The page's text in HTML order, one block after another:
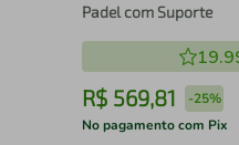
Padel com Suporte
R$ 569,81 -25%
No pagamento com Pix